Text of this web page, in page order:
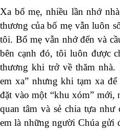
Xa bố mẹ, nhiều lần nhớ
thương của bố mẹ vẫn luôn
tôi. Bố mẹ vẫn nhớ đến và
bên cạnh đó, tôi luôn được
thương khi trở về thăm nhà.
em xa” nhưng khi tạm xa
đặt vào một “khu xóm” mới,
quan tâm và sẻ chia tựa
em là những người Chúa gửi